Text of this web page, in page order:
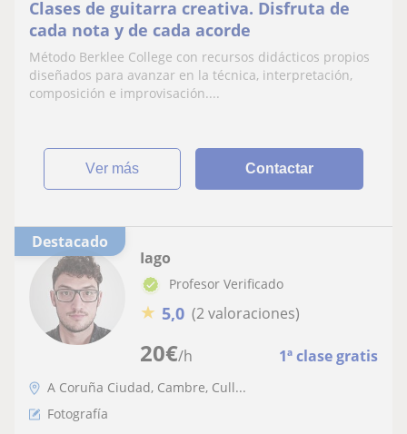
Clases de guitarra creativa. Disfruta de
cada nota y de cada acorde
Método Berklee College con recursos didácticos propios
diseñados para avanzar en la técnica, interpretación,
composición e improvisación....
ver más Contactar
Destacado
20€/h 1ª clase gratis
Iago
Profesor Verificado
★ 5,0 (2 valoraciones)
A Coruña Ciudad, Cambre, Cull...
Fotografía